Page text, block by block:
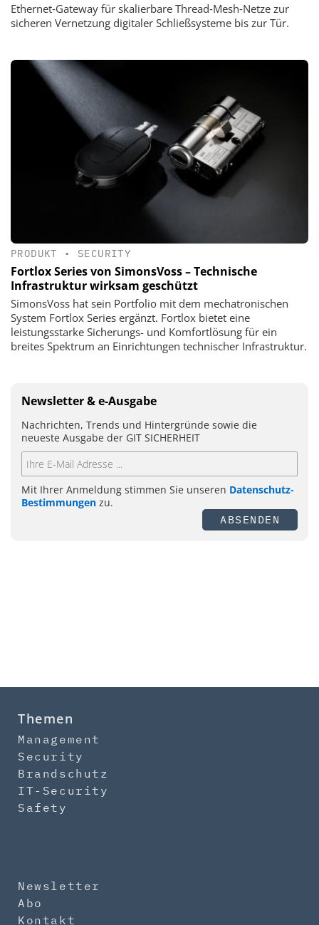
Ethernet‑Gateway für skalierbare Thread‑Mesh‑Netze zur
sicheren Vernetzung digitaler Schließsysteme bis zur Tür.
PRODUKT • SECURITY
Fortlox Series von SimonsVoss – Technische
Infrastruktur wirksam geschützt
SimonsVoss hat sein Portfolio mit dem mechatronischen
System Fortlox Series ergänzt. Fortlox bietet eine
leistungsstarke Sicherungs- und Komfortlösung für ein
breites Spektrum an Einrichtungen technischer Infrastruktur.
Newsletter & e-Ausgabe
Nachrichten, Trends und Hintergründe sowie die
neueste Ausgabe der GIT SICHERHEIT
Mit Ihrer Anmeldung stimmen Sie unseren Datenschutz-
Bestimmungen zu.
ABSENDEN
Themen
Management
Security
Brandschutz
IT-Security
Safety
Newsletter
Abo
Kontakt